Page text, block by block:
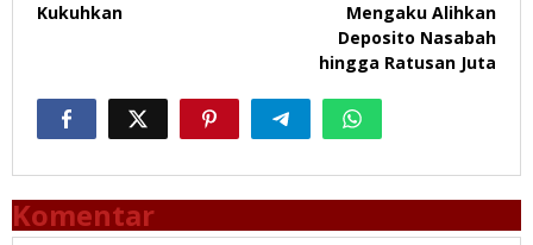
Kukuhkan
Mengaku Alihkan
Deposito Nasabah
hingga Ratusan Juta
Komentar